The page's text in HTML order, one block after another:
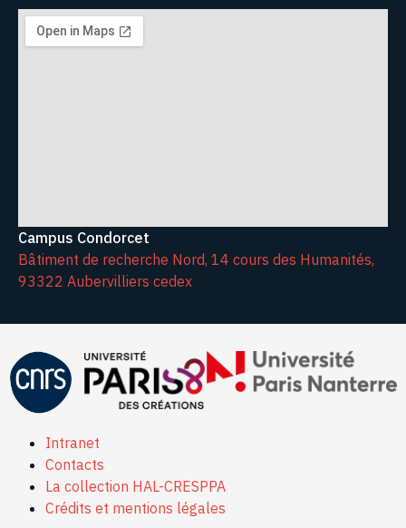
Campus Condorcet
Bâtiment de recherche Nord, 14 cours des Humanités,
93322 Aubervilliers cedex
Intranet
Contacts
La collection HAL-CRESPPA
Crédits et mentions légales